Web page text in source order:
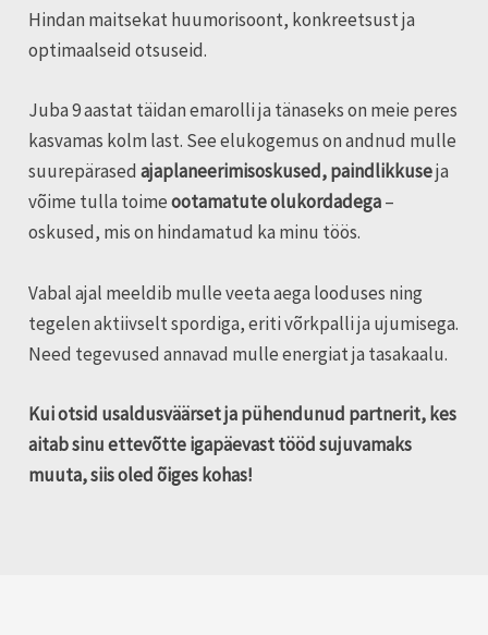
Hindan maitsekat huumorisoont, konkreetsust ja
optimaalseid otsuseid.
Juba 9 aastat täidan emarolli ja tänaseks on meie peres
kasvamas kolm last. See elukogemus on andnud mulle
suurepärased ajaplaneerimisoskused, paindlikkuseja
võime tulla toimeootamatute olukordadega–
oskused, mis on hindamatud ka minu töös.
Vabal ajal meeldib mulle veeta aega looduses ning
tegelen aktiivselt spordiga, eriti võrkpalli ja ujumisega.
Need tegevused annavad mulle energiat ja tasakaalu.
Kui otsid usaldusväärset ja pühendunud partnerit, kes
aitab sinu ettevõtte igapäevast tööd sujuvamaks
muuta, siis oled õiges kohas!